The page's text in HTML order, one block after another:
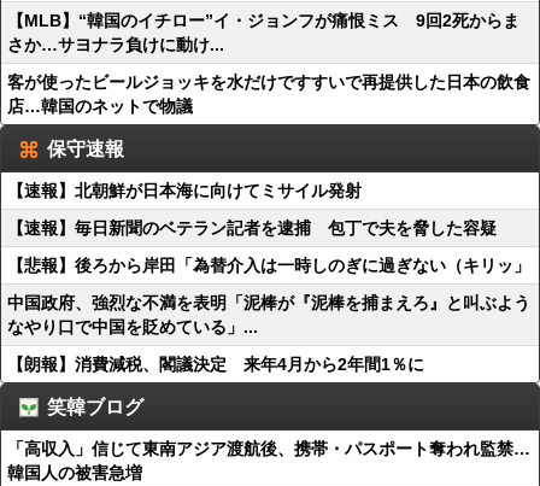
【MLB】“韓国のイチロー”イ・ジョンフが痛恨ミス 9回2死からま
さか…サヨナラ負けに動け...
客が使ったビールジョッキを水だけですすいで再提供した日本の飲食
店…韓国のネットで物議
保守速報
【速報】北朝鮮が日本海に向けてミサイル発射
【速報】毎日新聞のベテラン記者を逮捕 包丁で夫を脅した容疑
【悲報】後ろから岸田「為替介入は一時しのぎに過ぎない（キリッ」
中国政府、強烈な不満を表明「泥棒が『泥棒を捕まえろ』と叫ぶよう
なやり口で中国を貶めている」...
【朗報】消費減税、閣議決定 来年4月から2年間1％に
笑韓ブログ
「高収入」信じて東南アジア渡航後、携帯・パスポート奪われ監禁…
韓国人の被害急増